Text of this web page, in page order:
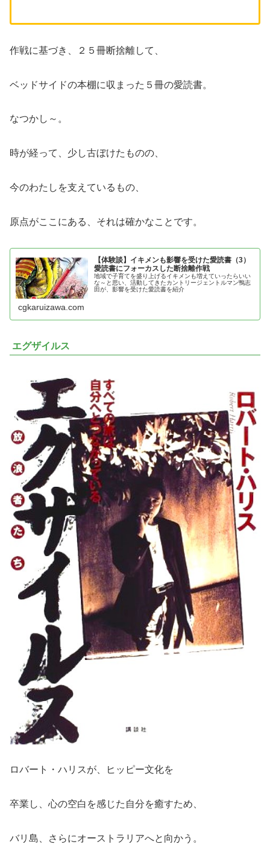
作戦に基づき、２５冊断捨離して、
ベッドサイドの本棚に収まった５冊の愛読書。
なつかし～。
時が経って、少し古ぼけたものの、
今のわたしを支えているもの、
原点がここにある、それは確かなことです。
【体験談】イキメンも影響を受けた愛読書（3）
愛読書にフォーカスした断捨離作戦
地域で子育てを盛り上げるイキメンも増えていったらいい
な～と思い、活動してきたカントリージェントルマン鴨志
田が、影響を受けた愛読書を紹介
cgkaruizawa.com
エグザイルス
ロバート・ハリスが、ヒッピー文化を
卒業し、心の空白を感じた自分を癒すため、
バリ島、さらにオーストラリアへと向かう。